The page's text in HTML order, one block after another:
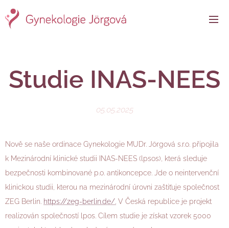
Studie INAS-NEES
05.05.2025
Nově se naše ordinace Gynekologie MUDr. Jörgová s.r.o. připojila
k Mezinárodní klinické studii INAS-NEES (lpsos), která sleduje
bezpečnosti kombinované p.o. antikoncepce. Jde o neintervenční
klinickou studii, kterou na mezinárodní úrovni zaštiťuje společnost
ZEG Berlin. https://zeg-berlin.de/. V Česká republice je projekt
realizován společností lpos. Cílem studie je získat vzorek 5000